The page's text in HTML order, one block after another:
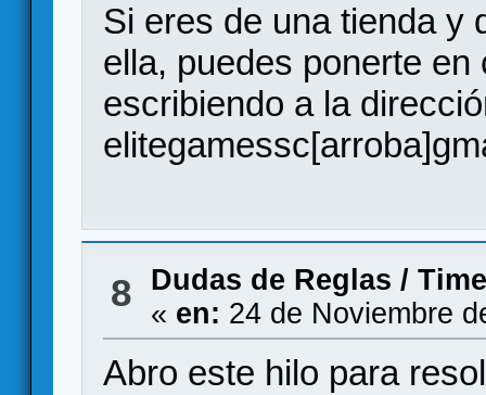
Si eres de una tienda y
ella, puedes ponerte
escribiendo a la
8 Dudas de Reglas /
« en: 24 de Noviembre
Abro este hilo para